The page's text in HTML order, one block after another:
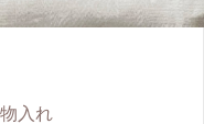
入れ